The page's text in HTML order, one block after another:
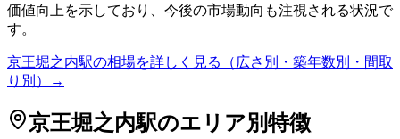
価値向上を示しており、今後の市場動向も注視される状況で
す。
京王堀之内駅の相場を詳しく見る（広さ別・築年数別・間取
り別）→
京王堀之内駅のエリア別特徴